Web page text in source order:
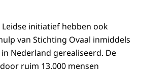
initiatief hebben ook
van Stichting Ovaal inmiddels
Nederland gerealiseerd. De
ruim 13.000 mensen